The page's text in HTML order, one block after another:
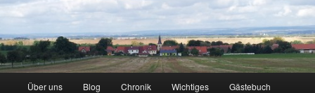
HauptmenüÜber uns Blog Chronik Wichtiges Gästebuch